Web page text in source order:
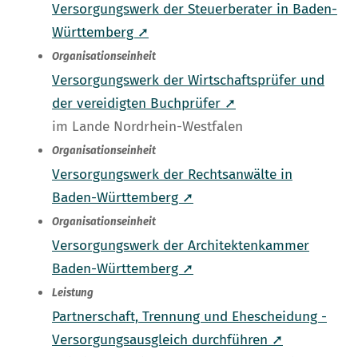
Versorgungswerk der Steuerberater in Baden-
Württemberg ➚
Organisationseinheit
Versorgungswerk der Wirtschaftsprüfer und
der vereidigten Buchprüfer ➚
im Lande Nordrhein-Westfalen
Organisationseinheit
Versorgungswerk der Rechtsanwälte in
Baden-Württemberg ➚
Organisationseinheit
Versorgungswerk der Architektenkammer
Baden-Württemberg ➚
Leistung
Partnerschaft, Trennung und Ehescheidung -
Versorgungsausgleich durchführen ➚